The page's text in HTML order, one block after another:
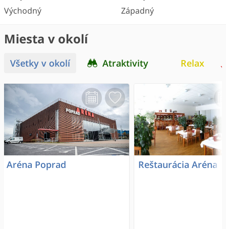
Východný
Západný
Miesta v okolí
Všetky v okolí Atraktivity Relax
Aréna Poprad Reštaurácia Aréna